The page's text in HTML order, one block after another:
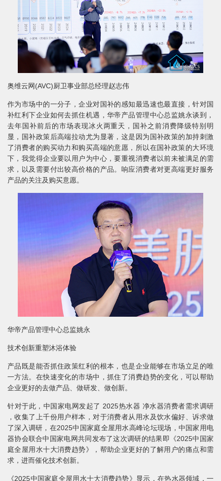
奥维云网(AVC)厨卫事业部总经理赵志伟
作为市场中的一分子，企业对国补的感知最迅速也最直接，针对国
补红利下企业如何去抓住机遇，华帝产品管理中心总监姚永谈到，
去年国补前后的市场表现冰火两重天，国补之前消费降级特别明
显，国补政策后高端拉动尤为显著，这是因为国补政策的加持刺激
了消费者的购买动力和购买高端的意愿，所以在国补政策的大环境
下，我觉得企业要以用户为中心，要重视消费者以前未被满足的需
求，以及需要付出较高价格的产品。响应消费者对更高端更好服务
产品的关注及购买意愿。
华帝产品管理中心总监姚永
技术创新重塑沐浴体验
产品既是能否抓住政策红利的根本，也是企业能够在市场立足的唯
一方法。在快速变化的市场中，抓住了消费趋势的变化，可以帮助
企业更好的去做产品、做研发、做创新。
针对于此，中国家电网发起了 2025热水器 净水器消费者需求调研
，收集了上千份用户样本，对于消费者从用水及饮水偏好、诉求做
了深入调研，在2025中国家庭全屋用水高峰论坛现场，中国家用电
器协会联合中国家电网共同发布了这次调研的结果即《2025中国家
庭全屋用水十大消费趋势》，帮助企业更好的了解用户的痛点和需
求，进而催化技术创新。
《2025中国家庭全屋用水十大消费趋势》显示，在热水器领域，一